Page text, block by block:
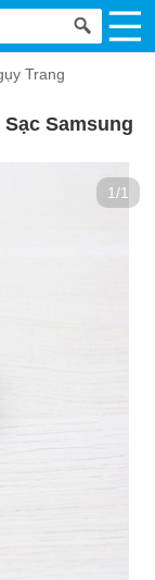
Trang
Samsung
1/1